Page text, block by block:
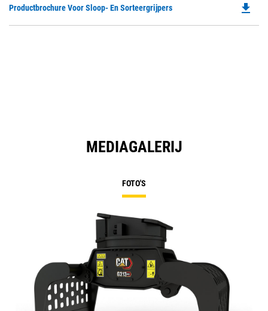
Productbrochure Voor Sloop- En Sorteergrijpers file_download
MEDIAGALERIJ
FOTO'S